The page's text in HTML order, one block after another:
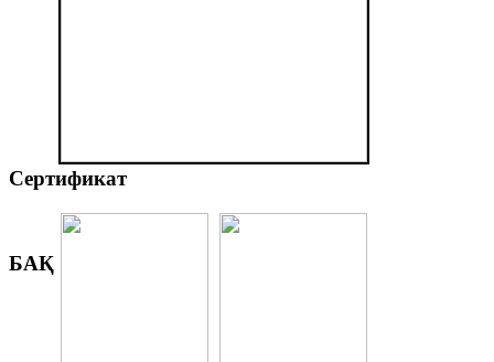
Сертификат
БАҚ